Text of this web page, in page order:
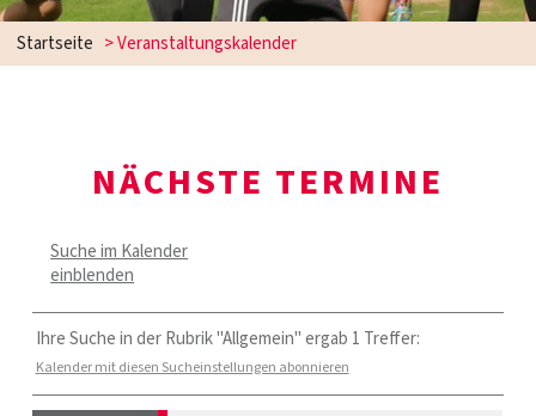
Startseite > Veranstaltungskalender
NÄCHSTE TERMINE
Suche im Kalender
einblenden
Ihre Suche in der Rubrik "Allgemein" ergab 1 Treffer:
Kalender mit diesen Sucheinstellungen abonnieren